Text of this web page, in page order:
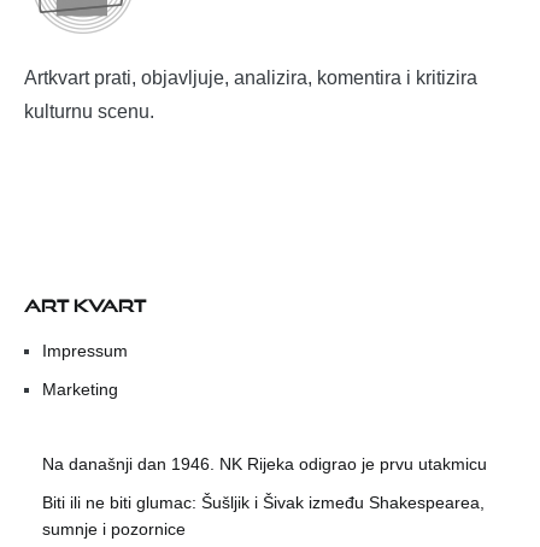
Artkvart prati, objavljuje, analizira, komentira i kritizira
kulturnu scenu.
ART KVART
Impressum
Marketing
Na današnji dan 1946. NK Rijeka odigrao je prvu utakmicu
Biti ili ne biti glumac: Šušljik i Šivak između Shakespearea,
sumnje i pozornice